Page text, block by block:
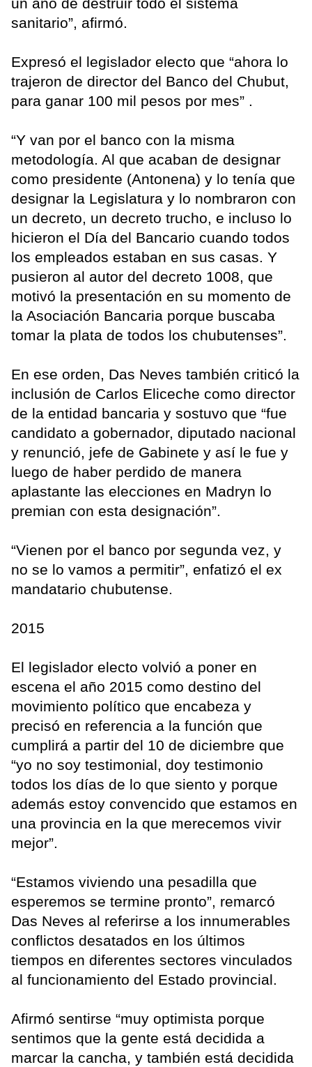
un año de destruir todo el sistema
sanitario”, afirmó.
Expresó el legislador electo que “ahora lo
trajeron de director del Banco del Chubut,
para ganar 100 mil pesos por mes” .
“Y van por el banco con la misma
metodología. Al que acaban de designar
como presidente (Antonena) y lo tenía que
designar la Legislatura y lo nombraron con
un decreto, un decreto trucho, e incluso lo
hicieron el Día del Bancario cuando todos
los empleados estaban en sus casas. Y
pusieron al autor del decreto 1008, que
motivó la presentación en su momento de
la Asociación Bancaria porque buscaba
tomar la plata de todos los chubutenses”.
En ese orden, Das Neves también criticó la
inclusión de Carlos Eliceche como director
de la entidad bancaria y sostuvo que “fue
candidato a gobernador, diputado nacional
y renunció, jefe de Gabinete y así le fue y
luego de haber perdido de manera
aplastante las elecciones en Madryn lo
premian con esta designación”.
“Vienen por el banco por segunda vez, y
no se lo vamos a permitir”, enfatizó el ex
mandatario chubutense.
2015
El legislador electo volvió a poner en
escena el año 2015 como destino del
movimiento político que encabeza y
precisó en referencia a la función que
cumplirá a partir del 10 de diciembre que
“yo no soy testimonial, doy testimonio
todos los días de lo que siento y porque
además estoy convencido que estamos en
una provincia en la que merecemos vivir
mejor”.
“Estamos viviendo una pesadilla que
esperemos se termine pronto”, remarcó
Das Neves al referirse a los innumerables
conflictos desatados en los últimos
tiempos en diferentes sectores vinculados
al funcionamiento del Estado provincial.
Afirmó sentirse “muy optimista porque
sentimos que la gente está decidida a
marcar la cancha, y también está decidida